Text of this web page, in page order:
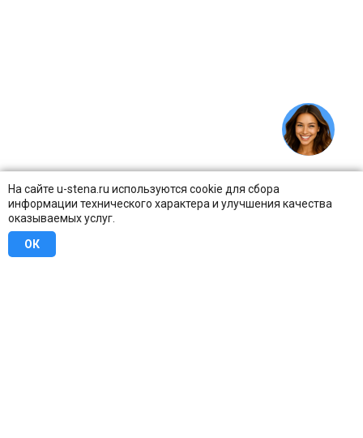
На сайте u-stena.ru используются cookie для сбора
информации технического характера и улучшения качества
оказываемых услуг.
ОК